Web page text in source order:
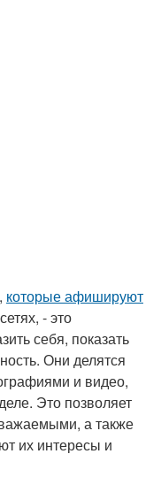
которые афишируют
сетях, - это
себя, показать
Они делятся
и видео,
Это позволяет
а также
их интересы и